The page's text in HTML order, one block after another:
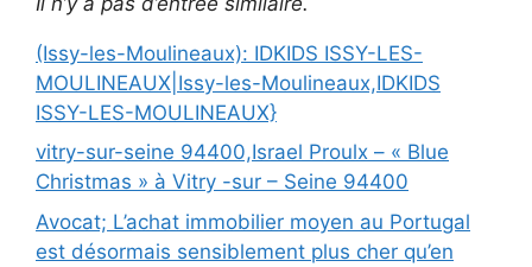
(Issy-les-Moulineaux): IDKIDS ISSY-LES-
MOULINEAUX|Issy-les-Moulineaux,IDKIDS
ISSY-LES-MOULINEAUX}
vitry-sur-seine 94400,Israel Proulx – « Blue
Christmas » à Vitry -sur – Seine 94400
Avocat; L’achat immobilier moyen au Portugal
est désormais sensiblement plus cher qu’en